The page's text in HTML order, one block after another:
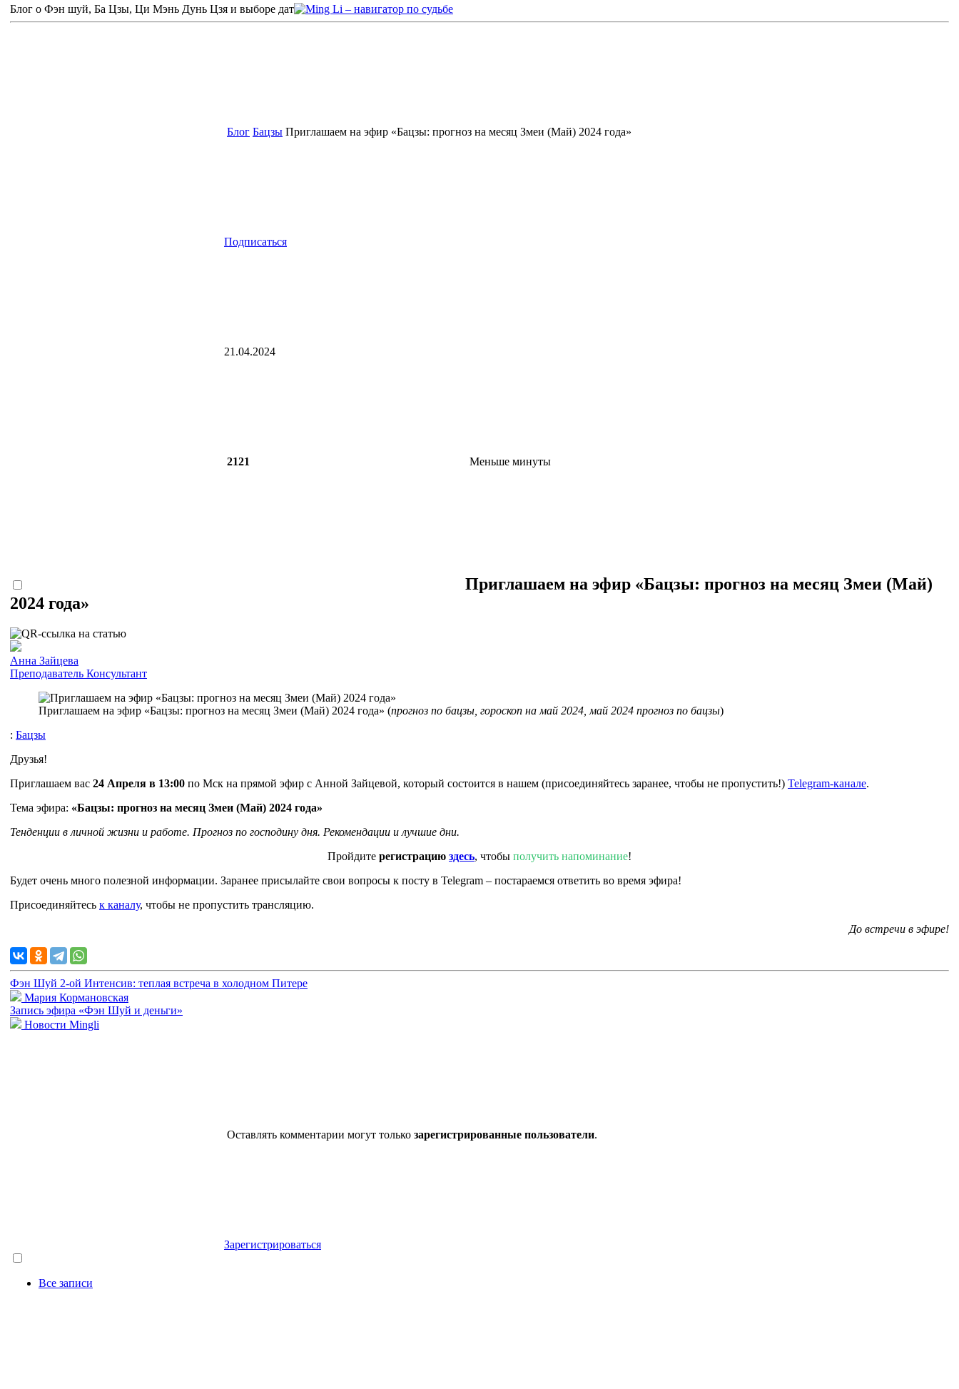
Блог о Фэн шуй, Ба Цзы, Ци Мэнь Дунь Цзя и выборе дат
Блог Бацзы Приглашаем на эфир «Бацзы: прогноз на месяц Змеи (Май) 2024 года»
Подписаться
21.04.2024
2121 Меньше минуты
Приглашаем на эфир «Бацзы: прогноз на месяц Змеи (Май)
2024 года»
Анна Зайцева
Преподаватель Консультант
Приглашаем на эфир «Бацзы: прогноз на месяц Змеи (Май) 2024 года» (прогноз по бацзы, гороскоп на май 2024, май 2024 прогноз по бацзы)
: Бацзы
Друзья!
Приглашаем вас 24 Апреля в 13:00 по Мск на прямой эфир с Анной Зайцевой, который состоится в нашем (присоединяйтесь заранее, чтобы не пропустить!) Telegram-канале.
Тема эфира: «Бацзы: прогноз на месяц Змеи (Май) 2024 года»
Тенденции в личной жизни и работе. Прогноз по господину дня. Рекомендации и лучшие дни.
Пройдите регистрацию здесь, чтобы получить напоминание!
Будет очень много полезной информации. Заранее присылайте свои вопросы к посту в Telegram – постараемся ответить во время эфира!
Присоединяйтесь к каналу, чтобы не пропустить трансляцию.
До встречи в эфире!
Фэн Шуй 2-ой Интенсив: теплая встреча в холодном Питере
Мария Кормановская
Запись эфира «Фэн Шуй и деньги»
Новости Mingli
Оставлять комментарии могут только зарегистрированные пользователи.
Зарегистрироваться
Все записи